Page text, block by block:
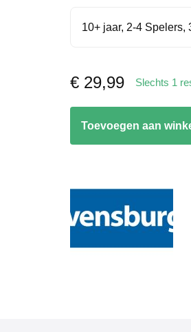
10+ jaar, 2-4 Spelers,
€ 29,99 Slechts 1
aantal
Toevoegen aan